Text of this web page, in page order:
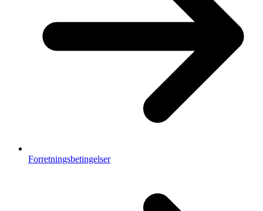
Forretningsbetingelser